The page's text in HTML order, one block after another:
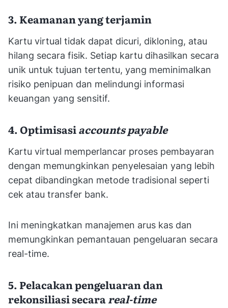
3. Keamanan yang terjamin
Kartu virtual tidak dapat dicuri, dikloning, atau
hilang secara fisik. Setiap kartu dihasilkan secara
unik untuk tujuan tertentu, yang meminimalkan
risiko penipuan dan melindungi informasi
keuangan yang sensitif.
4. Optimisasiaccounts payable
Kartu virtual memperlancar proses pembayaran
dengan memungkinkan penyelesaian yang lebih
cepat dibandingkan metode tradisional seperti
cek atau transfer bank.
Ini meningkatkan manajemen arus kas dan
memungkinkan pemantauan pengeluaran secara
real-time.
5. Pelacakan pengeluaran dan
rekonsiliasi secarareal-time